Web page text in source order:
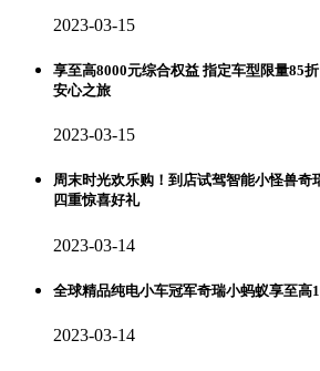
2023-03-15
享至高8000元综合权益 指定车型限量85
安心之旅
2023-03-15
周末时光欢乐购！到店试驾智能小怪兽奇
四重惊喜好礼
2023-03-14
全球精品纯电小车冠军奇瑞小蚂蚁享至高
2023-03-14